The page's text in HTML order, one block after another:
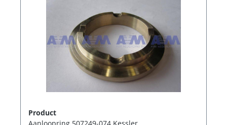
Product